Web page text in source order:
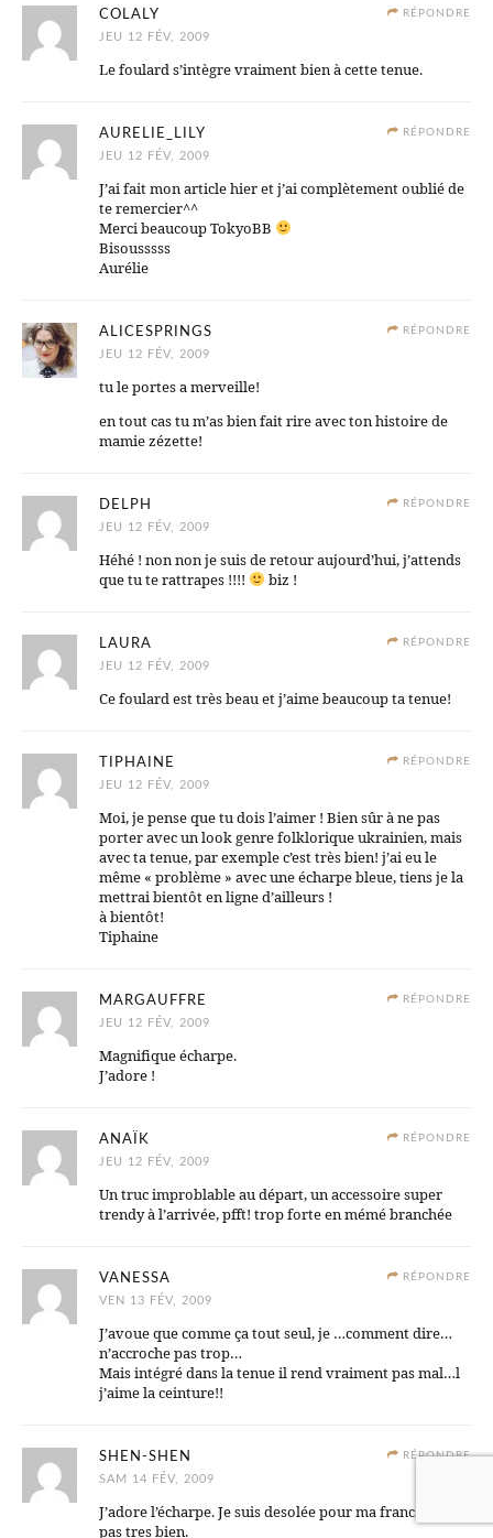
RÉPONDRE
COLALY
JEU 12 FÉV, 2009
Le foulard s’intègre vraiment bien à cette tenue.
RÉPONDRE
AURELIE_LILY
JEU 12 FÉV, 2009
J’ai fait mon article hier et j’ai complètement oublié de
te remercier^^
Merci beaucoup TokyoBB
Bisousssss
Aurélie
RÉPONDRE
ALICESPRINGS
JEU 12 FÉV, 2009
tu le portes a merveille!
en tout cas tu m’as bien fait rire avec ton histoire de
mamie zézette!
RÉPONDRE
DELPH
JEU 12 FÉV, 2009
Héhé ! non non je suis de retour aujourd’hui, j’attends
que tu te rattrapes !!!!
biz !
RÉPONDRE
LAURA
JEU 12 FÉV, 2009
Ce foulard est très beau et j’aime beaucoup ta tenue!
RÉPONDRE
TIPHAINE
JEU 12 FÉV, 2009
Moi, je pense que tu dois l’aimer ! Bien sûr à ne pas
porter avec un look genre folklorique ukrainien, mais
avec ta tenue, par exemple c’est très bien! j’ai eu le
même « problème » avec une écharpe bleue, tiens je la
mettrai bientôt en ligne d’ailleurs !
à bientôt!
Tiphaine
RÉPONDRE
MARGAUFFRE
JEU 12 FÉV, 2009
Magnifique écharpe.
J’adore !
RÉPONDRE
ANAÏK
JEU 12 FÉV, 2009
Un truc improblable au départ, un accessoire super
trendy à l’arrivée, pfft! trop forte en mémé branchée
RÉPONDRE
VANESSA
VEN 13 FÉV, 2009
J’avoue que comme ça tout seul, je …comment dire…
n’accroche pas trop…
Mais intégré dans la tenue il rend vraiment pas mal…l
j’aime la ceinture!!
RÉPONDRE
SHEN-SHEN
SAM 14 FÉV, 2009
J’adore l’écharpe. Je suis desolée pour ma francais, n’est
pas tres bien.